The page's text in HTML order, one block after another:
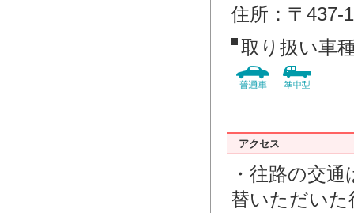
住所：〒437-
取り扱い車
アクセス
・往路の交
替いただいた